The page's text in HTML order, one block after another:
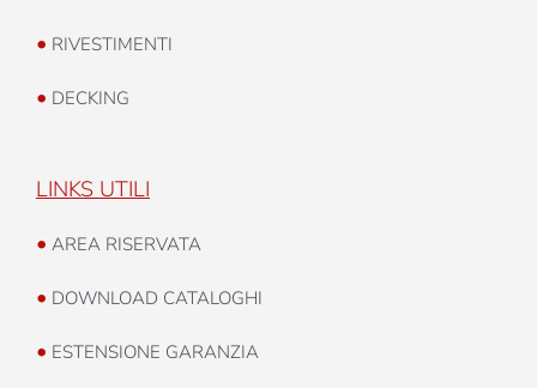
• RIVESTIMENTI
• DECKING
LINKS UTILI
• AREA RISERVATA
• DOWNLOAD CATALOGHI
• ESTENSIONE GARANZIA